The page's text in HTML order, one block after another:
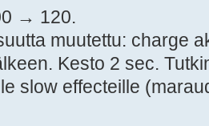
→ 120.
muutettu: charge
Kesto 2 sec.
slow effecteille